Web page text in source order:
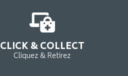
CLICK & COLLECT
Cliquez & Retirez